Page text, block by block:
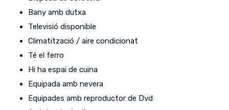
Bany amb dutxa
Televisió disponible
Climatització / aire condicionat
Té el ferro
Hi ha espai de cuina
Equipada amb nevera
Equipades amb reproductor de Dvd